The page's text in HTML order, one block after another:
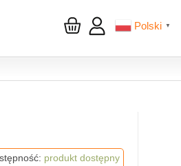
Polski ▼
produkt dostępny